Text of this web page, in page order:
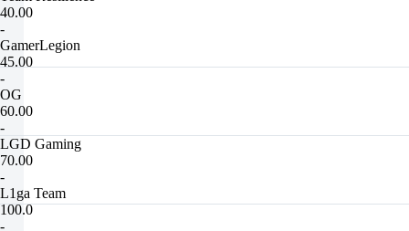
40.00
-
GamerLegion
45.00
-
OG
60.00
-
LGD Gaming
70.00
-
L1ga Team
100.0
-